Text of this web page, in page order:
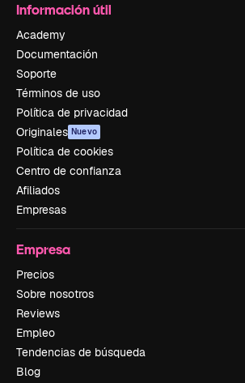
Información útil
Academy
Documentación
Soporte
Términos de uso
Política de privacidad
Originales Nuevo
Política de cookies
Centro de confianza
Afiliados
Empresas
Empresa
Precios
Sobre nosotros
Reviews
Empleo
Tendencias de búsqueda
Blog